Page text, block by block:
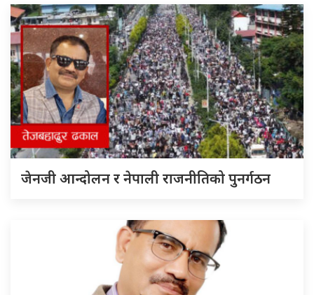
जेनजी आन्दोलन र नेपाली राजनीतिको पुनर्गठन